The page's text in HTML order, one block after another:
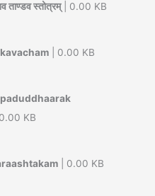
स्तोत्रम्| 0.00 KB
| 0.00 KB
KB
| 0.00 KB